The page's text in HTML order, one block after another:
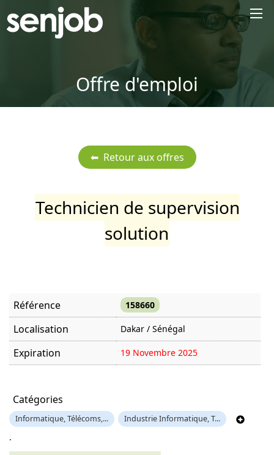
Offre d'emploi
Technicien de supervision
solution
Référence 158660
Localisation Dakar / Sénégal
Expiration 19 Novembre 2025
Catégories
Informatique, Télécoms,... Industrie Informatique, T...
.